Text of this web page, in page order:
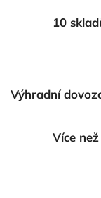
10
Výhradní
Více